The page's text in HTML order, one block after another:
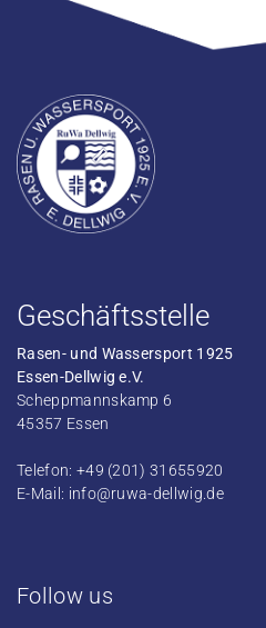
Geschäftsstelle
Rasen- und Wassersport 1925
Essen-Dellwig e.V.
Scheppmannskamp 6
45357 Essen
Telefon: +49 (201) 31655920
E-Mail: info@ruwa-dellwig.de
Follow us